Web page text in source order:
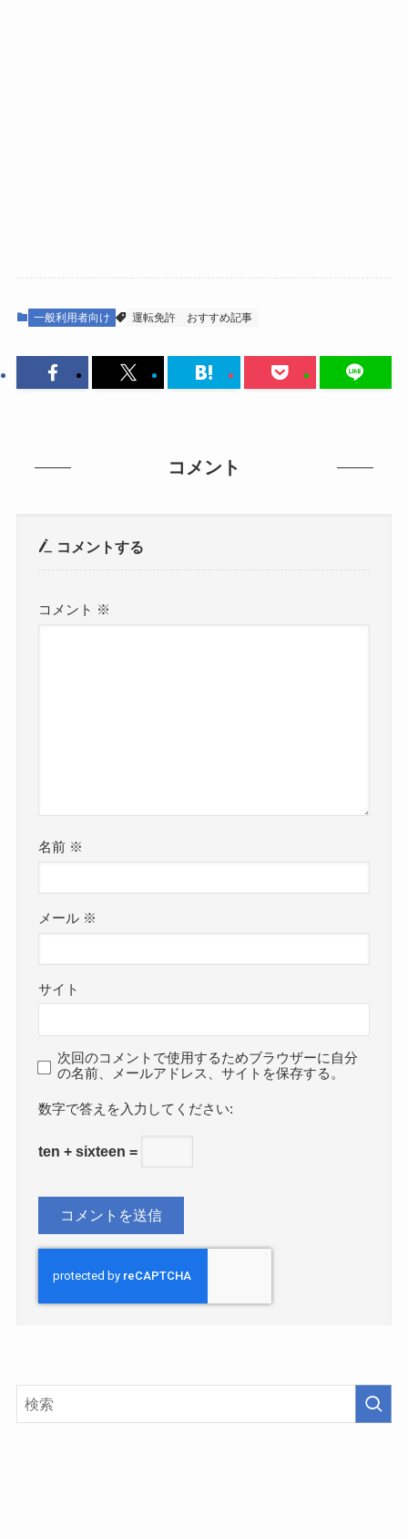
一般利用者向け 運転免許 おすすめ記事
コメント
コメントする
コメント ※
名前 ※
メール ※
サイト
次回のコメントで使用するためブラウザーに自分
の名前、メールアドレス、サイトを保存する。
数字で答えを入力してください:
ten + sixteen =